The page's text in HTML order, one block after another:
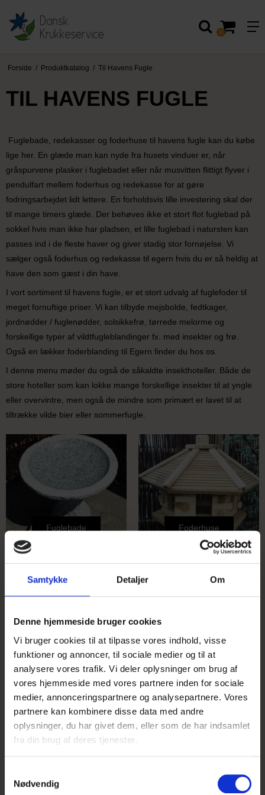
Samtykke Detaljer Om
Denne hjemmeside bruger cookies
Vi bruger cookies til at tilpasse vores indhold, visse
funktioner og annoncer, til sociale medier og til at
analysere vores trafik. Vi deler oplysninger om brug af
vores hjemmeside med vores partnere inden for sociale
medier, annonceringspartnere og analysepartnere. Vores
partnere kan kombinere disse data med andre
oplysninger, du har givet dem, eller som de har indsamlet
fra din brug af deres tjenester.
Nødvendig
0
Forside / Produktkatalog / Til Havens Fugle
TIL HAVENS FUGLE
Fuglebade, redekasser og foderhuse til havens fugle kan du købe
lige her. En glæde man kan nyde fra husets vinduer er, når
gråspurvene plasker i fuglebadet eller når musvitten flittigt flyver i
pendulfart mellem foderhus og redekasse for at gøre
fodringsarbejdet lidt lettere. En forholdsvis lille investering skal der
til mange timers glæde. Der behøves ikke et stort flot fuglebad på
sokkel hvis man ikke har pladsen, et lille fuglebad i natursten kan
passes ind i de fleste haver og giver stadig stor fornøjelse. Vi
sælger også foderhus og redekasse til egern hvis du er så heldig at
have den som gæst i din have.
I vort sortiment til havens fugle, er et stort udvalg af fuglefoder til
meget fornuftige priser. Vi kan tilbyde mejsbolde, fedtkager,
jordnødder / fuglenødder, solsikkefrø, tørrede melorme og
forskellige typer af vildtfugleblandinger fx. med insekter og frø.
Også en lækker foderblanding til Egern finder du hos os.
I denne menu møder du også de såkaldte insekthoteller. Både de
store hoteller som kan lokke mange forskellige insekter til at yngle
eller overvintre, men også de mindre som primært er lavet til at
tiltrække vilde bier eller sommerfugle.
Fuglebade Foderhuse
Redekasser Kasser til andre dyr